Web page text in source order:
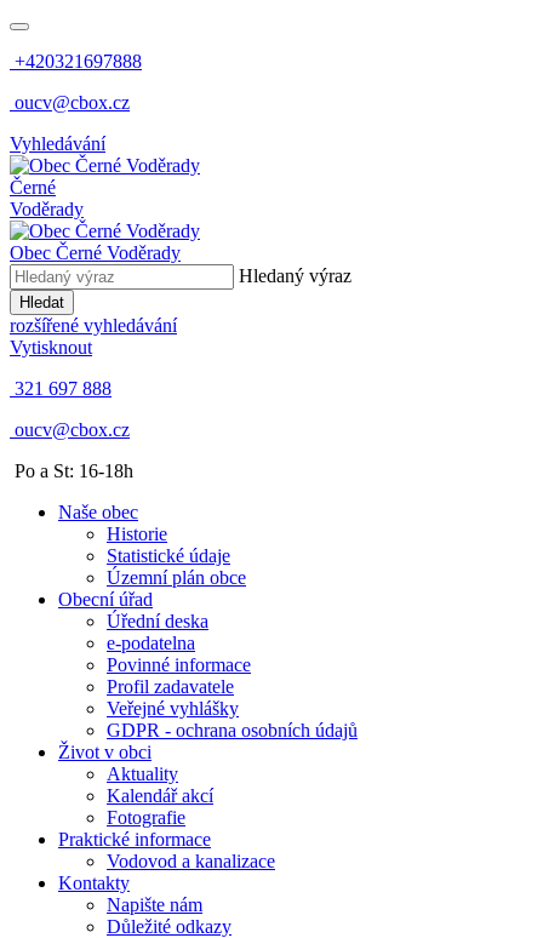
+420321697888
oucv@cbox.cz
Vyhledávání
Černé
Voděrady
Obec Černé Voděrady
Hledaný výraz
Hledat
rozšířené vyhledávání
Vytisknout
321 697 888
oucv@cbox.cz
Po a St: 16-18h
Naše obec
Historie
Statistické údaje
Územní plán obce
Obecní úřad
Úřední deska
e-podatelna
Povinné informace
Profil zadavatele
Veřejné vyhlášky
GDPR - ochrana osobních údajů
Život v obci
Aktuality
Kalendář akcí
Fotografie
Praktické informace
Vodovod a kanalizace
Kontakty
Napište nám
Důležité odkazy